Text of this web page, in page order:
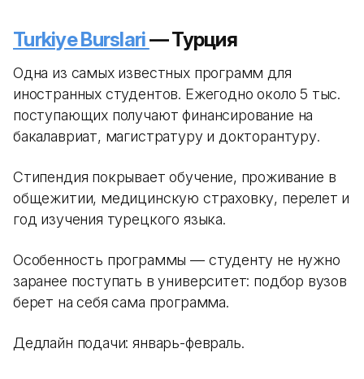
Turkiye Burslari— Турция
Одна из самых известных программ для
иностранных студентов. Ежегодно около 5 тыс.
поступающих получают финансирование на
бакалавриат, магистратуру и докторантуру.
Стипендия покрывает обучение, проживание в
общежитии, медицинскую страховку, перелет и
год изучения турецкого языка.
Особенность программы — студенту не нужно
заранее поступать в университет: подбор вузов
берет на себя сама программа.
Дедлайн подачи: январь-февраль.